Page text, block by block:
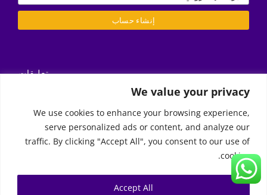
We value your privacy
We use cookies to enhance your browsing experience,
serve personalized ads or content, and analyze our
traffic. By clicking "Accept All", you consent to our use of
cookies.
Accept All
تعليقات
0522451078
راسلنا عبر البريد الإلكتروني
Call Us